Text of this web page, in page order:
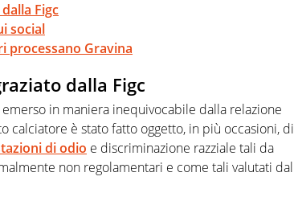
Figc
social
processano Gravina
dalla Figc
emerso in maniera inequivocabile dalla relazione
calciatore è stato fatto oggetto, in più occasioni, di
di odio e discriminazione razziale tali da
non regolamentari e come tali valutati dal